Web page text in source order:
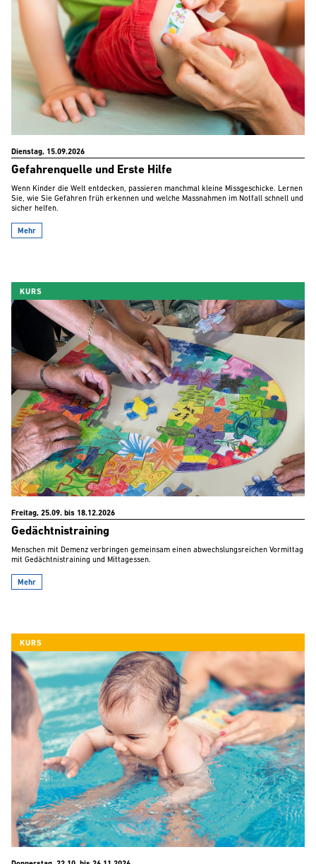
Dienstag, 15.09.2026
Gefahrenquelle und Erste Hilfe
Wenn Kinder die Welt entdecken, passieren manchmal kleine Missgeschicke. Lernen
Sie, wie Sie Gefahren früh erkennen und welche Massnahmen im Notfall schnell und
sicher helfen.
Mehr
KURS
Freitag, 25.09. bis 18.12.2026
Gedächtnistraining
Menschen mit Demenz verbringen gemeinsam einen abwechslungsreichen Vormittag
mit Gedächtnistraining und Mittagessen.
Mehr
KURS